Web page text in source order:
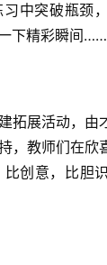
中突破瓶颈
下精彩瞬间……
拓展活动，由
，教师们在欣
创意，比胆